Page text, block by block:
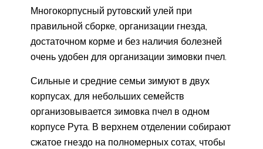
Многокорпусный рутовский улей при
правильной сборке, организации гнезда,
достаточном корме и без наличия болезней
очень удобен для организации зимовки пчел.
Сильные и средние семьи зимуют в двух
корпусах, для небольших семейств
организовывается зимовка пчел в одном
корпусе Рута. В верхнем отделении собирают
сжатое гнездо на полномерных сотах, чтобы